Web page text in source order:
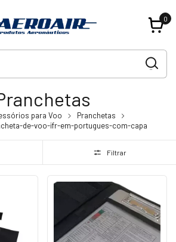
0
para Voo
Pranchetas
de-voo-ifr-em-portugues-com-capa
Filtrar